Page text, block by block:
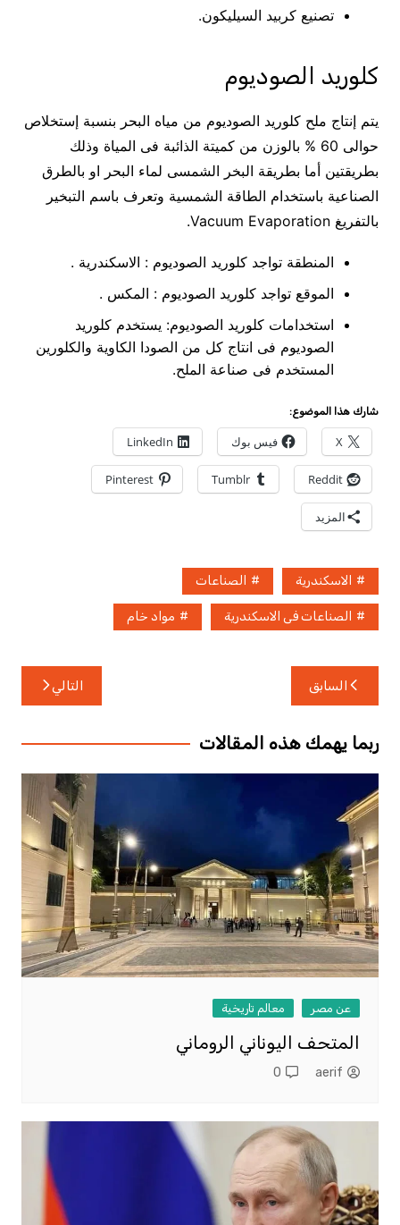
تصنيع كربيد السيليكون.
كلوريد الصوديوم
يتم إنتاج ملح كلوريد الصوديوم من مياه البحر بنسبة إستخلاص
حوالى 60 % بالوزن من كميتة الذائبة فى المياة وذلك
بطريقتين أما بطريقة البخر الشمسى لماء البحر او بالطرق
الصناعية باستخدام الطاقة الشمسية وتعرف باسم التبخير
بالتفريغ Vacuum Evaporation.
المنطقة تواجد كلوريد الصوديوم : الاسكندرية .
الموقع تواجد كلوريد الصوديوم : المكس .
استخدامات كلوريد الصوديوم: يستخدم كلوريد
الصوديوم فى انتاج كل من الصودا الكاوية والكلورين
المستخدم فى صناعة الملح.
شارك هذا الموضوع:
X فيس بوك LinkedIn
Reddit
Tumblr
Pinterest
المزيد
الاسكندرية الصناعات
الصناعات فى الاسكندرية مواد خام
تصفّح
المقالات
السابق التالي
ربما يهمك هذه المقالات
عن مصر معالم تاريخية
المتحف اليوناني الروماني
aerif
0